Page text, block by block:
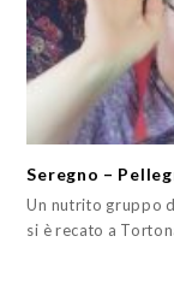
Seregno –
Un nutrito gruppo
si è recato a